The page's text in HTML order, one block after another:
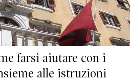
farsi aiutare con i
alle istruzioni